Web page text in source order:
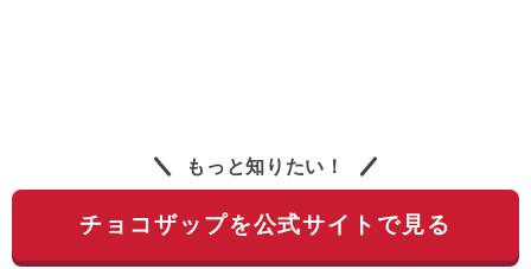
もっと知りたい！
チョコザップを公式サイトで見る